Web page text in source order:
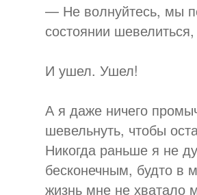
— Не волнуйтесь, мы
состоянии
И ушел. Ушел!
А я даже ничего
шевельнуть, чтобы
Никогда раньше я не
бесконечным, будто
жизнь мне не хватало